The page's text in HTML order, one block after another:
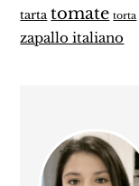
tarta tomate torta
zapallo italiano